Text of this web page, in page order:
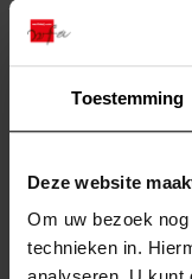
Toestemming
Deze website
Om uw bezoek
technieken in.
Beschrijving:
Plaatsen dakkapel
Westwoud,
Nieuw adres: